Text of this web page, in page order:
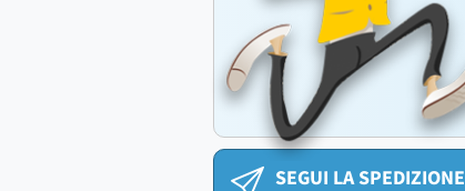
SEGUI LA SPEDIZIONE